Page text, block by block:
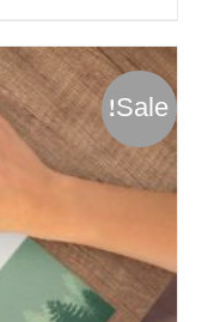
Sale!